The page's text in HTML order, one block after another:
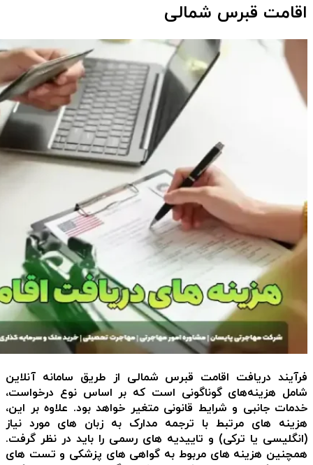
اقامت قبرس شمالی
فرآیند دریافت اقامت قبرس شمالی از طریق سامانه آنلاین
شامل هزینه‌های گوناگونی است که بر اساس نوع درخواست،
خدمات جانبی و شرایط قانونی متغیر خواهد بود. علاوه بر این،
هزینه های مرتبط با ترجمه مدارک به زبان های مورد نیاز
(انگلیسی یا ترکی) و تاییدیه های رسمی را باید در نظر گرفت.
همچنین هزینه های مربوط به گواهی های پزشکی و تست های